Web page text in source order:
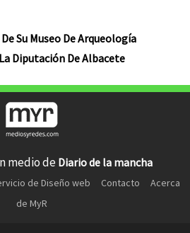
Su Museo De Arqueología
Diputación De Albacete
medio de Diario de la mancha
de Diseño web Contacto
Acerca
de MyR